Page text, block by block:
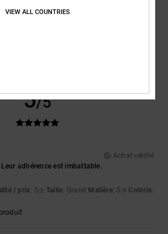
5/5
Achat vérifié
adhérence est imbattable.
/ prix: 5/5 Taille: Grand Matière: 5 /5 Coloris:
VIEW ALL COUNTRIES